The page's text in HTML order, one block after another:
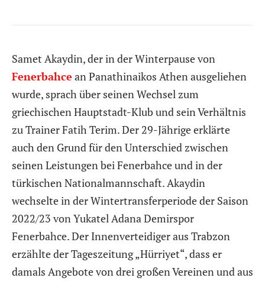
Samet Akaydin, der in der Winterpause von
Fenerbahce an Panathinaikos Athen ausgeliehen
wurde, sprach über seinen Wechsel zum
griechischen Hauptstadt-Klub und sein Verhältnis
zu Trainer Fatih Terim. Der 29-Jährige erklärte
auch den Grund für den Unterschied zwischen
seinen Leistungen bei Fenerbahce und in der
türkischen Nationalmannschaft. Akaydin
wechselte in der Wintertransferperiode der Saison
2022/23 von Yukatel Adana Demirspor
Fenerbahce. Der Innenverteidiger aus Trabzon
erzählte der Tageszeitung „Hürriyet“, dass er
damals Angebote von drei großen Vereinen und aus